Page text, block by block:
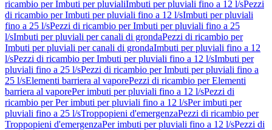
ricambio per Imbuti per pluvialiImbuti per pluviali fino a 12 l/sPezzi
di ricambio per Imbuti per pluviali fino a 12 l/sImbuti per pluviali
fino a 25 l/sPezzi di ricambio per Imbuti per pluviali fino a 25
l/sImbuti per pluviali per canali di grondaPezzi di ricambio per
Imbuti per pluviali per canali di grondaImbuti per pluviali fino a 12
l/sPezzi di ricambio per Imbuti per pluviali fino a 12 l/sImbuti per
pluviali fino a 25 l/sPezzi di ricambio per Imbuti per pluviali fino a
25 l/sElementi barriera al vaporePezzi di ricambio per Elementi
barriera al vaporePer imbuti per pluviali fino a 12 l/sPezzi di
ricambio per Per imbuti per pluviali fino a 12 l/sPer imbuti per
pluviali fino a 25 l/sTroppopieni d'emergenzaPezzi di ricambio per
Troppopieni d'emergenzaPer imbuti per pluviali fino a 12 l/sPezzi di